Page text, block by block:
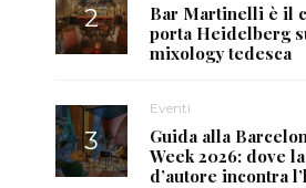
Bar Martinelli è il
porta Heidelberg
mixology tedesca
Eventi
Guida alla
Week 2026: dove
d’autore incontra